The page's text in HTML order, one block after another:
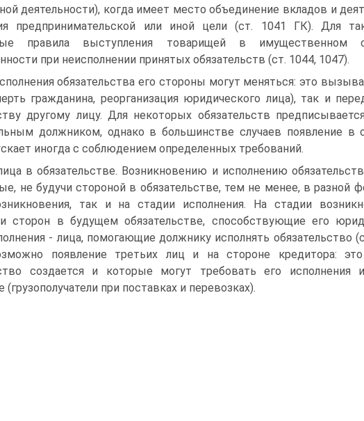
деятельности), когда имеет место объединение вкладов и
предпринимательской или иной цели (ст. 1041 ГК). Для
правила выступления товарищей в имущественном
при неисполнении принятых обязательств (ст. 1044, 1047).
обязательства его стороны могут меняться: это
гражданина, реорганизация юридического лица), так и
другому лицу. Для некоторых обязательств
должником, однако в большинстве случаев появление в
иногда с соблюдением определенных требований.
в обязательстве. Возникновению и исполнению
не будучи стороной в обязательстве, тем не менее, в разной
так и на стадии исполнения. На стадии
сторон в будущем обязательстве, способствующие его
- лица, помогающие должнику исполнять обязательство
появление третьих лиц и на стороне кредитора:
создается и которые могут требовать его исполнения
(грузополучатели при поставках и перевозках).